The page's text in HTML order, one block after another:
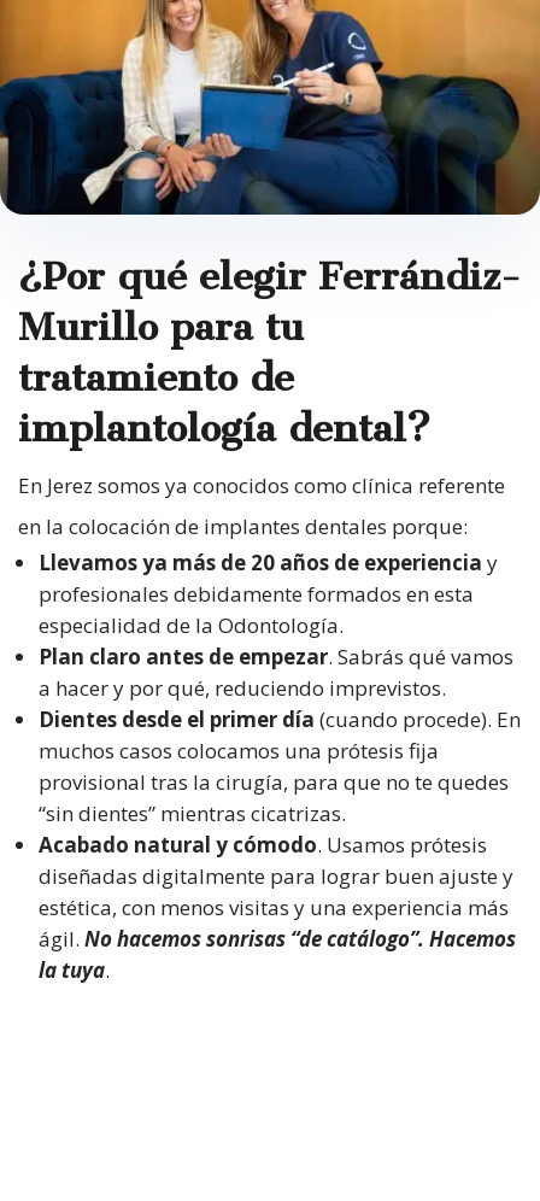
¿Por qué elegir Ferrándiz-
Murillo para tu
tratamiento de
implantología dental?
En Jerez somos ya conocidos como clínica referente
en la colocación de implantes dentales porque:
Llevamos ya más de 20 años de experiencia y
profesionales debidamente formados en esta
especialidad de la Odontología.
Plan claro antes de empezar. Sabrás qué vamos
a hacer y por qué, reduciendo imprevistos.
Dientes desde el primer día (cuando procede). En
muchos casos colocamos una prótesis fija
provisional tras la cirugía, para que no te quedes
“sin dientes” mientras cicatrizas.
Acabado natural y cómodo. Usamos prótesis
diseñadas digitalmente para lograr buen ajuste y
estética, con menos visitas y una experiencia más
ágil. No hacemos sonrisas “de catálogo”. Hacemos
la tuya.